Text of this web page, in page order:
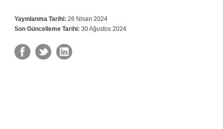
Yayınlanma Tarihi: 26 Nisan 2024
Son Güncelleme Tarihi: 30 Ağustos 2024